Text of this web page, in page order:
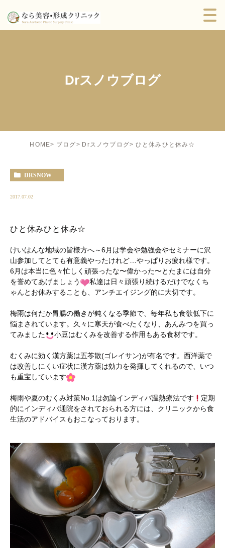
Drスノウブログ
HOME ブログ Drスノウブログ ひと休みひと休み☆
DRSNOW
2017.07.02
ひと休みひと休み☆
けいはんな地域の皆様方へ～6月は学会や勉強会やセミナーに沢
山参加してとても有意義やったけれど…やっぱりお疲れ様です。
6月は本当に色々忙しく頑張ったな〜偉かった〜とたまには自分
を誉めてあげましょう
私達は日々頑張り続けるだけでなくち
ゃんとお休みすることも、アンチエイジング的に大切です。
梅雨は何だか胃腸の働きが鈍くなる季節で、毎年私も食欲低下に
悩まされています。久々に寒天が食べたくなり、あんみつを買っ
てみました
小豆はむくみを改善する作用もある食材です。
むくみに効く漢方薬は五苓散(ゴレイサン)が有名です。西洋薬で
は改善しにくい症状に漢方薬は効力を発揮してくれるので、いつ
も重宝しています
梅雨や夏のむくみ対策No.1は勿論インディバ温熱療法です
定期
的にインディバ通院をされておられる方には、クリニックから食
生活のアドバイスもおこなっております。